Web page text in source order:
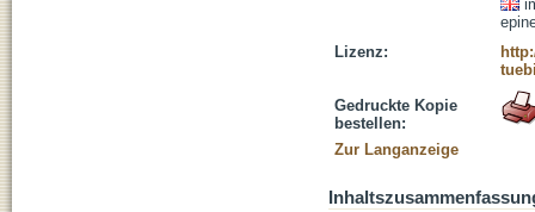
Lizenz:
Gedruckte Kopie
bestellen:
Zur Langanzeige